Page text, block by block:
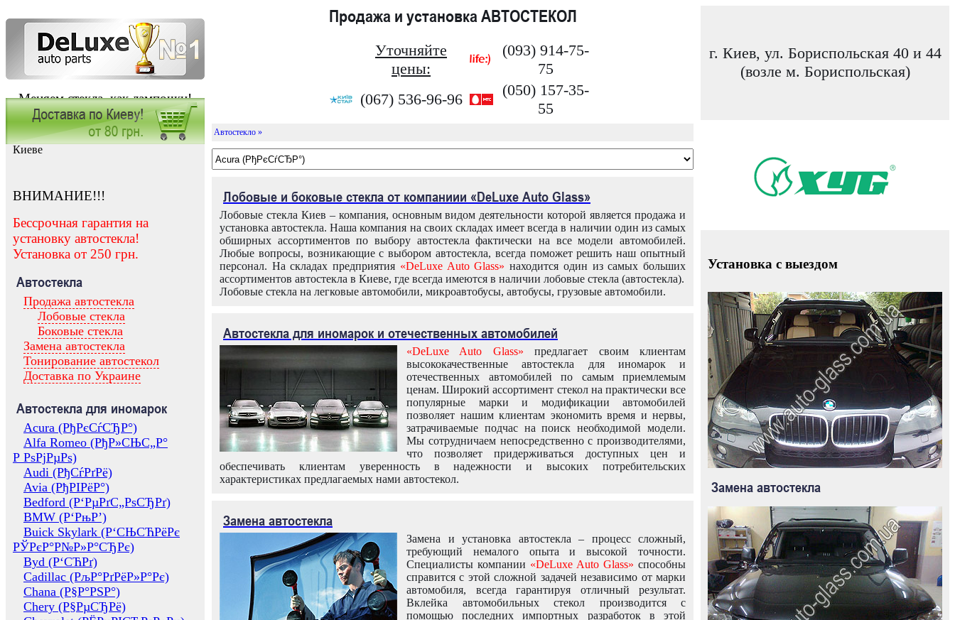
Меняем стекла, как лампочки!
Продажа и установка АВТОСТЕКОЛ
Уточняйте
цены:
(093) 914-75-
75
(067) 536-96-96
(050) 157-35-
55
г. Киев, ул. Бориспольская 40 и 44
(возле м. Бориспольская)
Заказать установку автостекла в
Киеве
ВНИМАНИЕ!!!
Бессрочная гарантия на
установку автостекла!
Установка от 250 грн.
Автостекла
Продажа автостекла
Лобовые стекла
Боковые стекла
Замена автостекла
Тонирование автостекол
Доставка по Украине
Автостекла для иномарок
Acura (РђРєСѓСЂР°)
Alfa Romeo (РђР»СЊС„Р°
Р РѕРјРµРѕ)
Audi (РђСѓРґРё)
Avia (РђРІРёР°)
Bedford (Р‘РµРґС„РѕСЂРґ)
BMW (Р‘РњР’)
Buick Skylark (Р‘СЊСЋРёРє
РЎРєР°Р№Р»Р°СЂРє)
Byd (Р‘СЋРґ)
Cadillac (РљР°РґРёР»Р°Рє)
Chana (Р§Р°РЅР°)
Chery (Р§РµСЂРё)
Автостекло »
Лобовые и боковые стекла от компаниии «DeLuxe Auto Glass»
Лобовые стекла Киев – компания, основным видом деятельности которой является продажа и
установка автостекла. Наша компания на своих складах имеет всегда в наличии один из самых
обширных ассортиментов по выбору автостекла фактически на все модели автомобилей.
Любые вопросы, возникающие с выбором автостекла, всегда поможет решить наш опытный
персонал. На складах предприятия «DeLuxe Auto Glass» находится один из самых больших
ассортиментов автостекла в Киеве, где всегда имеются в наличии лобовые стекла (автостекла).
Лобовые стекла на легковые автомобили, микроавтобусы, автобусы, грузовые автомобили.
Автостекла для иномарок и отечественных автомобилей
«DeLuxe Auto Glass» предлагает своим клиентам
высококачественные автостекла для иномарок и
отечественных автомобилей по самым приемлемым
ценам. Широкий ассортимент стекол на практически все
популярные марки и модификации автомобилей
позволяет нашим клиентам экономить время и нервы,
затрачиваемые подчас на поиск необходимой модели.
Мы сотрудничаем непосредственно с производителями,
что позволяет придерживаться доступных цен и
обеспечивать клиентам уверенность в надежности и высоких потребительских
характеристиках предлагаемых нами автостекол.
Замена автостекла
Замена и установка автостекла – процесс сложный,
требующий немалого опыта и высокой точности.
Специалисты компании «DeLuxe Auto Glass» способны
справится с этой сложной задачей независимо от марки
автомобиля, всегда гарантируя отличный результат.
Вклейка автомобильных стекол производится с
помощью последних импортных разработок в этой
Установка с выездом
Замена автостекла